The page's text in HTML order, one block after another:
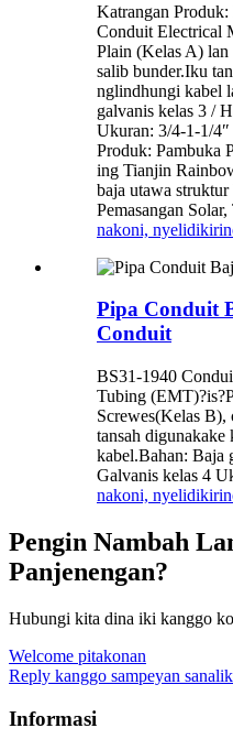
Katrangan
Conduit Electrical
Plain (Kelas A) lan
salib bunder.Iku
nglindhungi kabel
galvanis kelas 3 /
Ukuran: 3/4-1-1/
Produk: Pambuka
ing Tianjin
baja utawa
Pemasangan
nakoni, nyelidiki
Pipa Conduit
Conduit
BS31-1940
Tubing
Screwes(Kelas B),
tansah
kabel.Bahan: Baja
Galvanis kelas 4
nakoni, nyelidiki
Pengin Nambah
Panjenengan?
Hubungi kita dina iki kanggo
Welcome pitakonan
Reply kanggo sampeyan
Informasi